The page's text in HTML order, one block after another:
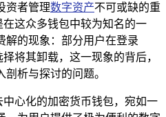
资者管理数字资产不可或缺的重
在这众多钱包中较为知名的一
解的现象：部分用户在登录
将其卸载，这一现象的背后，
析与探讨的问题。
中心化的加密货币钱包，宛如一